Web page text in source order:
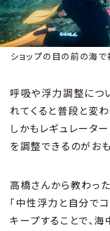
ショップの目の前の海
呼吸や浮力調整につ
れてくると普段と変
しかもレギュレータ
を調整できるのがおも
高橋さんから教わっ
「中性浮力と自分で
キープすることで、